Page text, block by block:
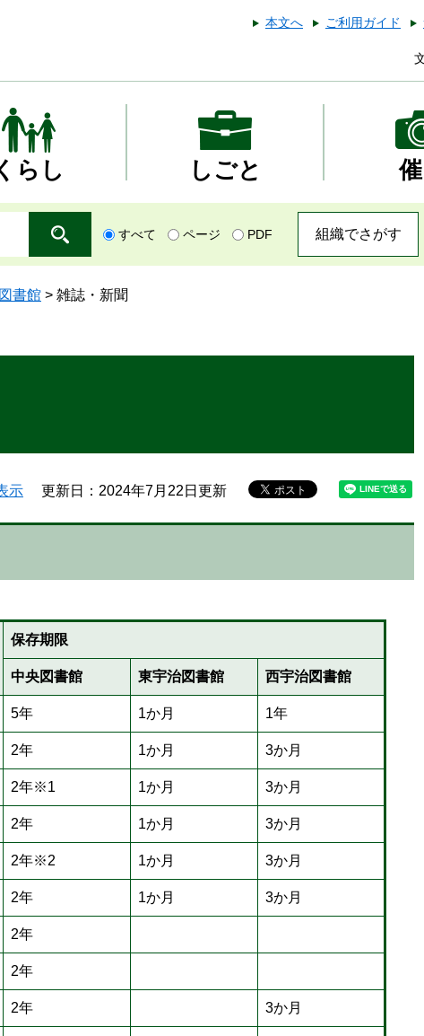
本文へ ご利用ガイド
らし しごと
すべて ページ PDF 組織でさがす
書館 > 雑誌・新聞
示 更新日：2024年7月22日更新
保存期限
中央図書館 東宇治図書館 西宇治図書館
5年 1か月 1年
2年 1か月 3か月
2年※1 1か月 3か月
2年 1か月 3か月
2年※2 1か月 3か月
2年 1か月 3か月
2年
2年
2年 3か月